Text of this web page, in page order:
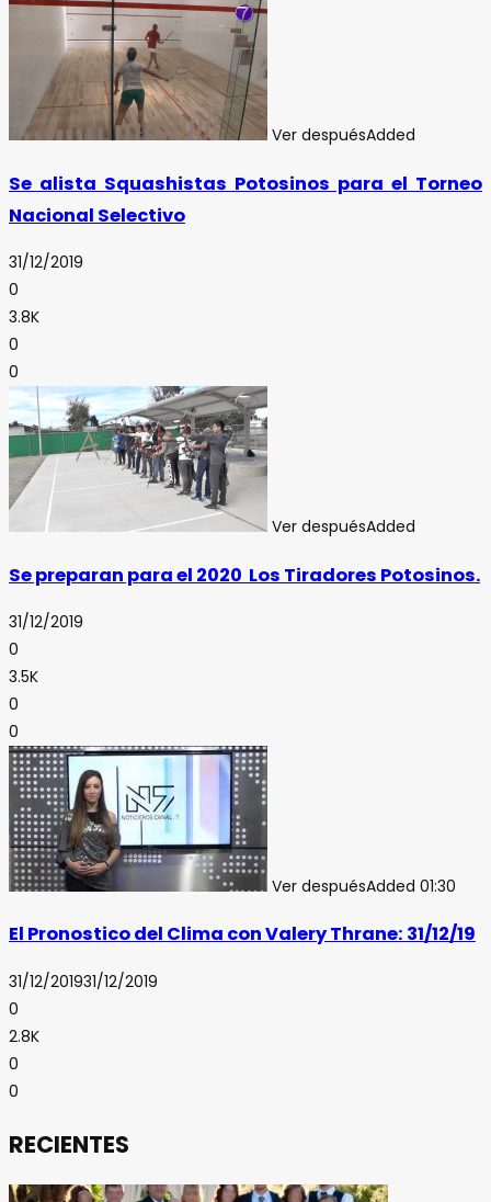
Ver despuésAdded
Se alista Squashistas Potosinos para el Torneo
Nacional Selectivo
31/12/2019
0
3.8K
0
0
Ver despuésAdded
Se preparan para el 2020 Los Tiradores Potosinos.
31/12/2019
0
3.5K
0
0
Ver despuésAdded 01:30
El Pronostico del Clima con Valery Thrane: 31/12/19
31/12/201931/12/2019
0
2.8K
0
0
RECIENTES